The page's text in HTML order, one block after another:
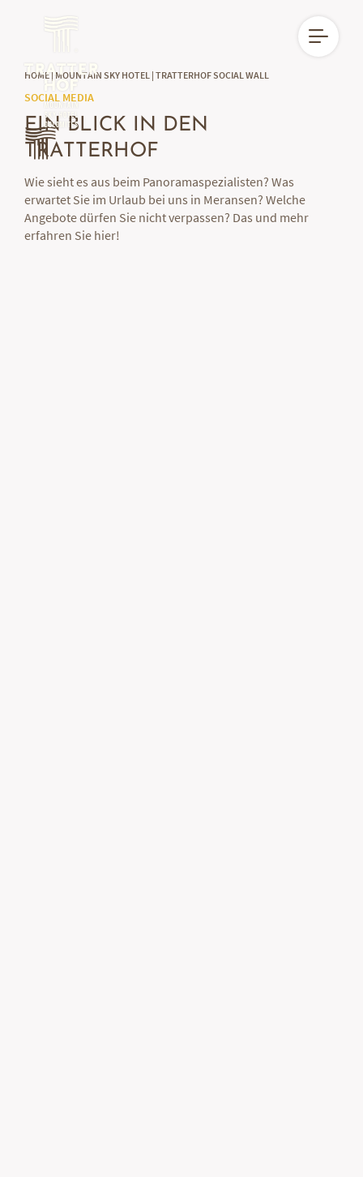
HOME| MOUNTAIN SKY HOTEL | TRATTERHOF SOCIAL WALL
EIN BLICK IN DEN
TRATTERHOF
SOCIAL MEDIA
Wie sieht es aus beim Panoramaspezialisten? Was
erwartet Sie im Urlaub bei uns in Meransen? Welche
Angebote dürfen Sie nicht verpassen? Das und mehr
erfahren Sie hier!